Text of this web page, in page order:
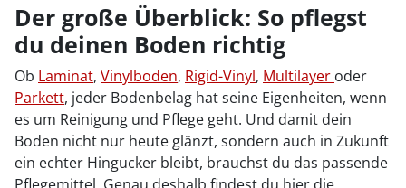
Der große Überblick: So pflegst
du deinen Boden richtig
Ob Laminat, Vinylboden, Rigid-Vinyl, Multilayer oder
Parkett, jeder Bodenbelag hat seine Eigenheiten, wenn
es um Reinigung und Pflege geht. Und damit dein
Boden nicht nur heute glänzt, sondern auch in Zukunft
ein echter Hingucker bleibt, brauchst du das passende
Pflegemittel. Genau deshalb findest du hier die